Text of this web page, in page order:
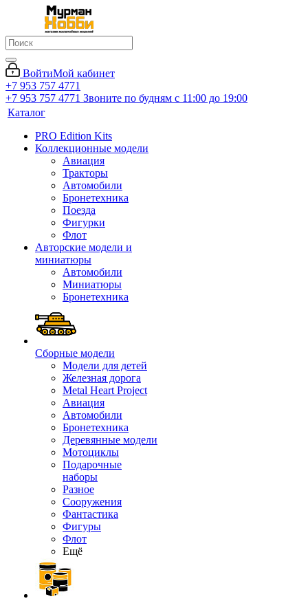
ВойтиМой кабинет
+7 953 757 4771
+7 953 757 4771 Звоните по будням с 11:00 до 19:00
Каталог
PRO Edition Kits
Коллекционные модели
Авиация
Тракторы
Автомобили
Бронетехника
Поезда
Фигурки
Флот
Авторские модели и
миниатюры
Автомобили
Миниатюры
Бронетехника
Сборные модели
Модели для детей
Железная дорога
Metal Heart Project
Авиация
Автомобили
Бронетехника
Деревянные модели
Мотоциклы
Подарочные
наборы
Разное
Сооружения
Фантастика
Фигуры
Флот
Ещё